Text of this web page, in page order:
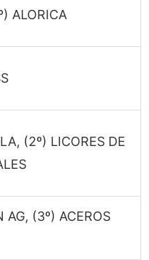
ALORICA
(2º) LICORES DE
AG, (3º) ACEROS